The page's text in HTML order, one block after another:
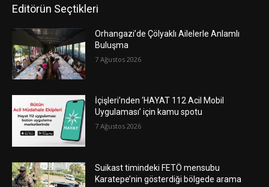
Editörün Seçtikleri
Orhangazi’de Çölyaklı Ailelerle Anlamlı
Buluşma
7 Ağustos 2026
İçişleri’nden ‘HAYAT 112 Acil Mobil
Uygulaması’ için kamu spotu
7 Ağustos 2026
Suikast timindeki FETÖ mensubu
Karatepe’nin gösterdiği bölgede arama